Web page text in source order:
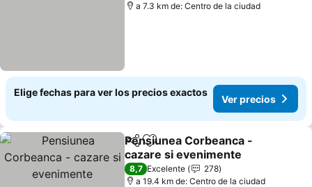
a 7.3 km de: Centro de la ciudad
Elige fechas para ver los precios exactos
Ver precios
CompartirAgregar a favoritos
Pensiunea Corbeanca -
cazare si evenimente
Ver precios
8,7 Excelente
278
a 19.4 km de: Centro de la ciudad